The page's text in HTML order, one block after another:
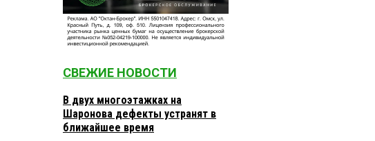
СВЕЖИЕ НОВОСТИ
В двух многоэтажках на
Шаронова дефекты устранят в
ближайшее время